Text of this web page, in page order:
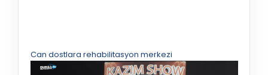
Can dostlara rehabilitasyon merkezi